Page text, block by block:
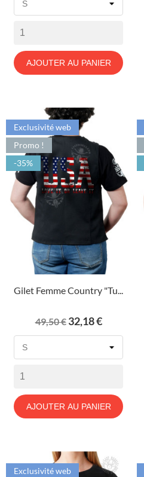
AJOUTER AU PANIER
Gilet Femme Country "Tu...
Prix
de
49,50 € Prix
32,18 €
AJOUTER AU PANIER
Exclusivité web
Promo !
-35%
Exclusivité web